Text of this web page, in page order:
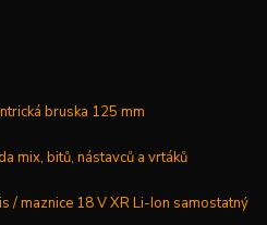
bruska 125 mm
mix, bitů, nástavců a vrtáků
/ maznice 18 V XR Li-Ion samostatný